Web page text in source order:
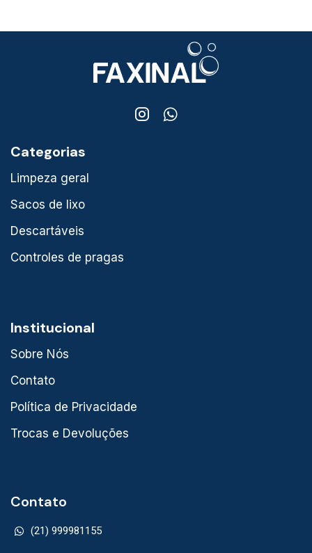
Categorias
Limpeza geral
Sacos de lixo
Descartáveis
Controles de pragas
Institucional
Sobre Nós
Contato
Política de Privacidade
Trocas e Devoluções
Contato
(21) 999981155